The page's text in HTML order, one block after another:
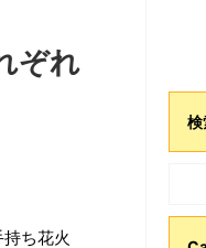
ぞれ
ち花火
検